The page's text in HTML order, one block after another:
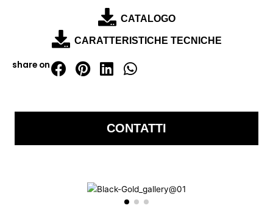
CATALOGO
CARATTERISTICHE TECNICHE
share on
CONTATTI